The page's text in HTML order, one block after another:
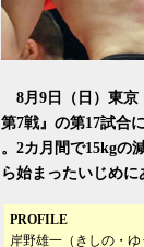
8月9日（日）東京
第7戦』の第17試合
。2カ月間で15kgの
ら始まったいじめ
PROFILE
岸野雄一（きしの・ゆ